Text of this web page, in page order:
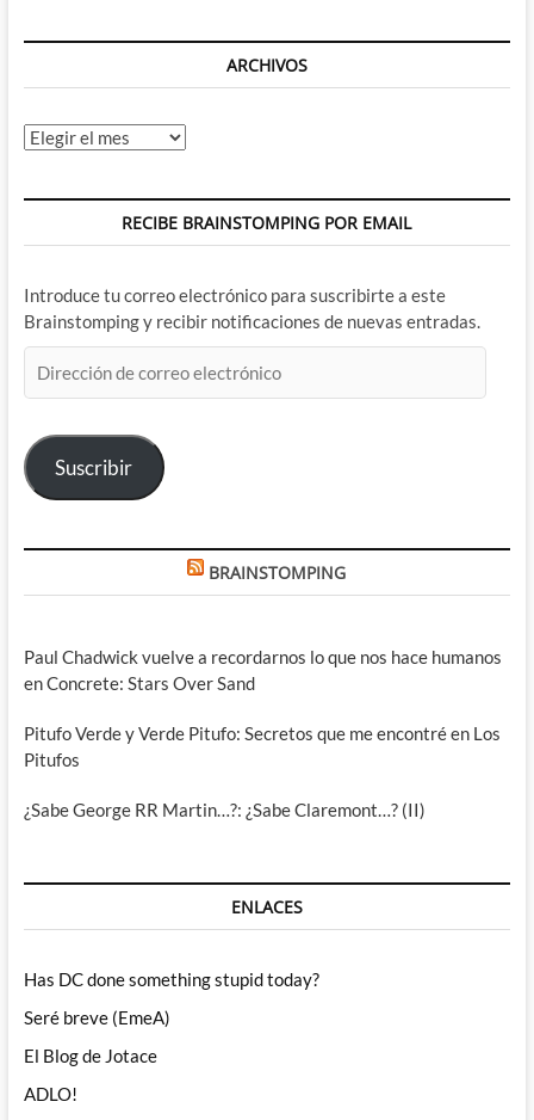
ARCHIVOS
Archivos
RECIBE BRAINSTOMPING POR EMAIL
Introduce tu correo electrónico para suscribirte a este
Brainstomping y recibir notificaciones de nuevas entradas.
de
electrónico
Suscribir
BRAINSTOMPING
Paul Chadwick vuelve a recordarnos lo que nos hace humanos
en Concrete: Stars Over Sand
Pitufo Verde y Verde Pitufo: Secretos que me encontré en Los
Pitufos
¿Sabe George RR Martin…?: ¿Sabe Claremont…? (II)
ENLACES
Has DC done something stupid today?
Seré breve (EmeA)
El Blog de Jotace
ADLO!